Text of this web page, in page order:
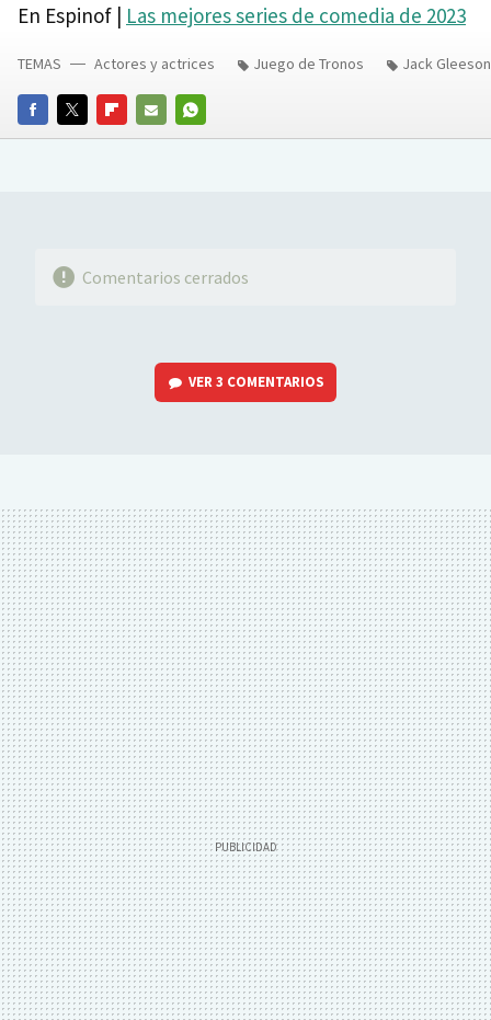
En Espinof | Las mejores series de comedia de 2023
FACEBOOKTWITTERFLIPBOARD
E-
WHATSAPP
TEMAS Actores y actrices Juego de Tronos Jack Gleeson
Comentarios cerrados
VER3 COMENTARIOS